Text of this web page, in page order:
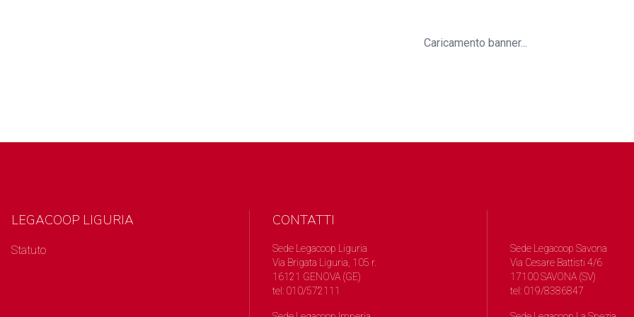
Caricamento banner...
LEGACOOP LIGURIA
Statuto
CONTATTI
Sede Legacoop Liguria
Via Brigata Liguria, 105 r.
16121 GENOVA (GE)
tel: 010/572111
Sede Legacoop Savona
Via Cesare Battisti 4/6
17100 SAVONA (SV)
tel: 019/8386847